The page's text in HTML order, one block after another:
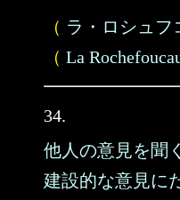
（ ラ・ロシュフ
（ La
34.
他人の意見を聞
建設的な意見に